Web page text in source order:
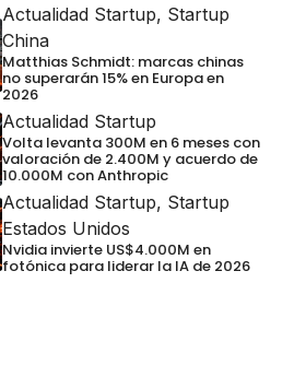
Actualidad Startup, Startup
China
Matthias Schmidt: marcas chinas
no superarán 15% en Europa en
2026
Actualidad Startup
Volta levanta 300M en 6 meses con
valoración de 2.400M y acuerdo de
10.000M con Anthropic
Actualidad Startup, Startup
Estados Unidos
Nvidia invierte US$4.000M en
fotónica para liderar la IA de 2026